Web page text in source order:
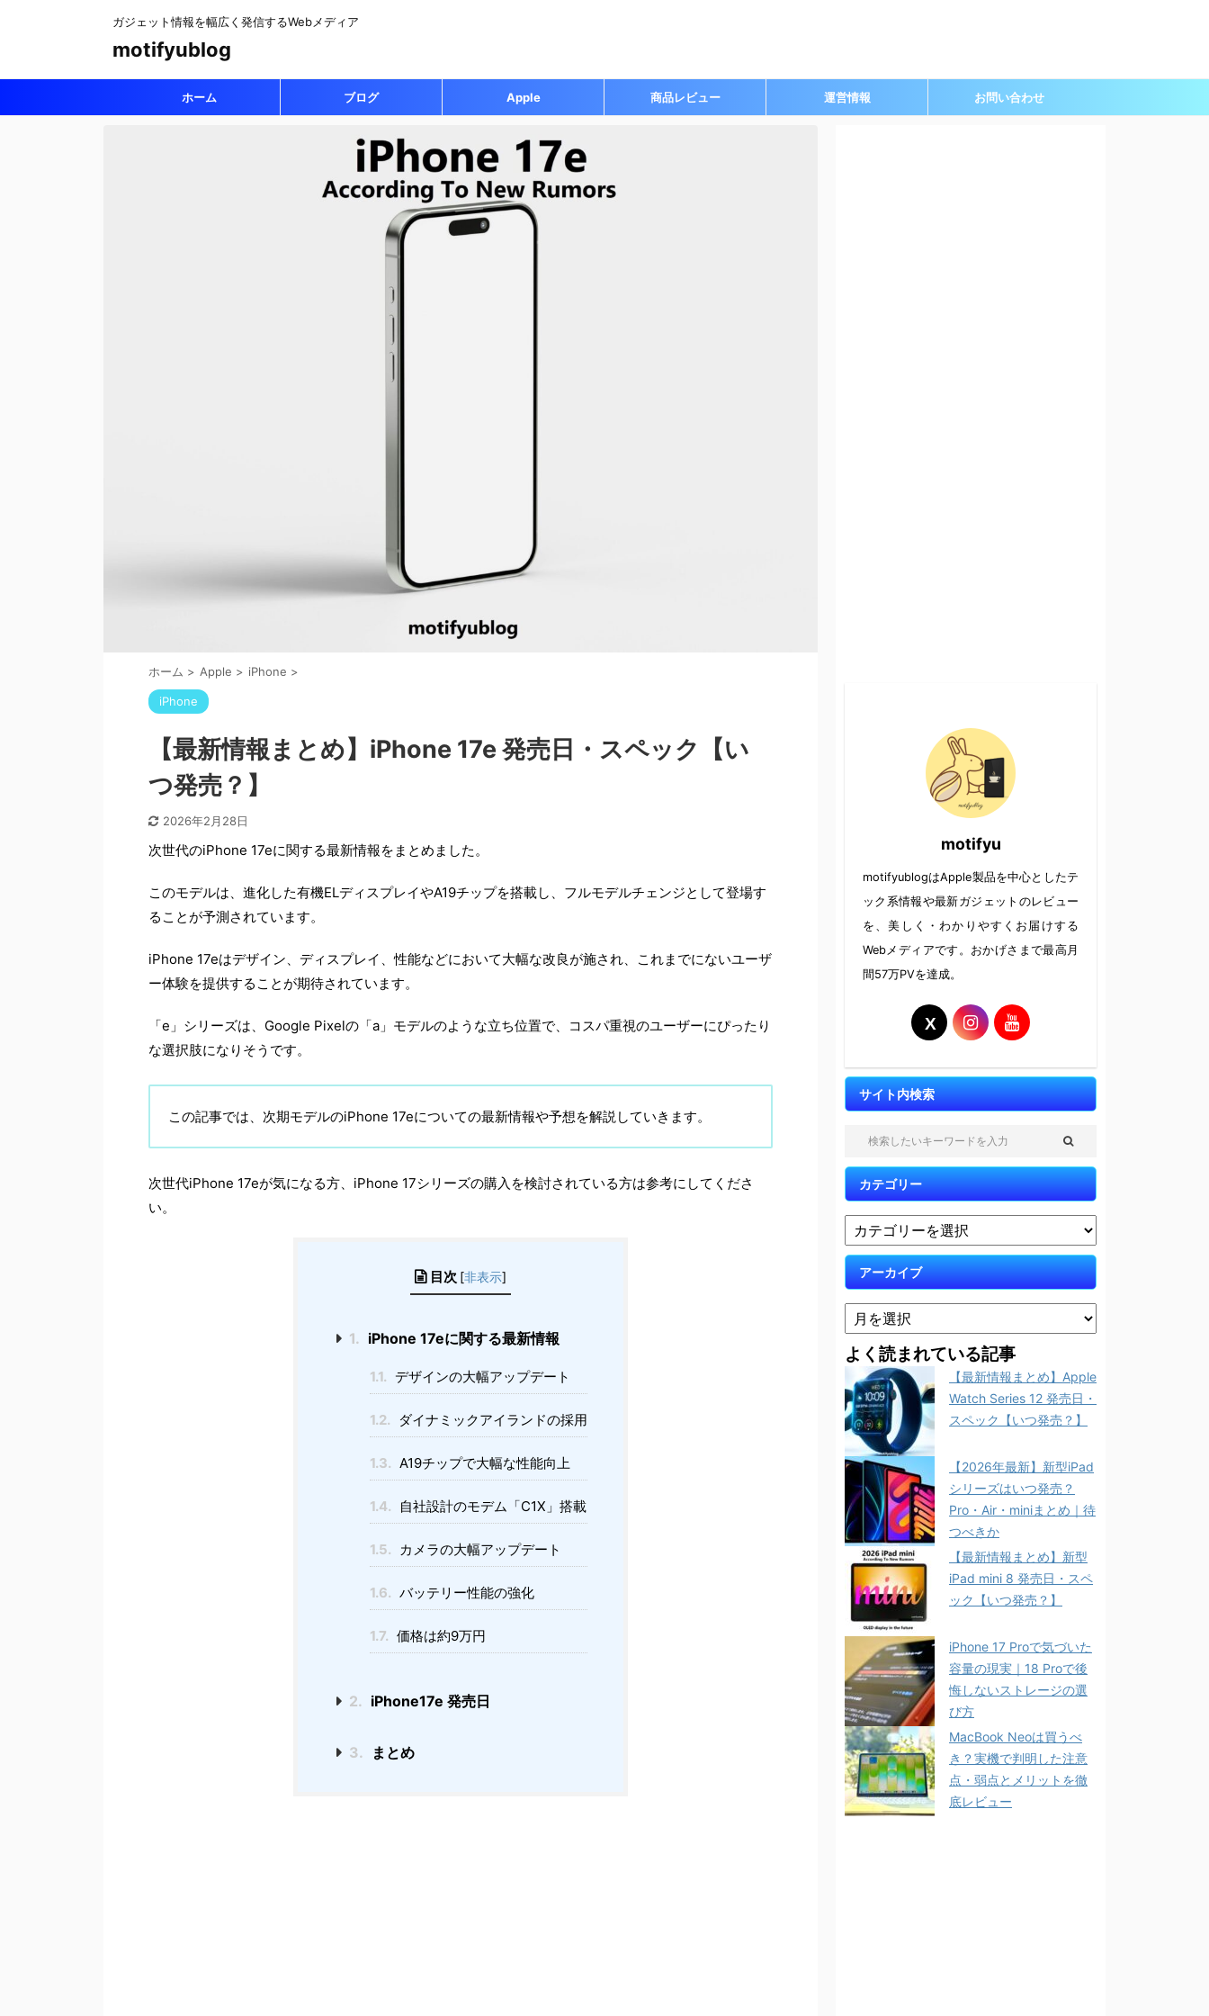
ガジェット情報を幅広く発信するWebメディア
motifyublog
ホーム ブログ Apple 商品レビュー 運営情報 お問い合わせ
ホーム > Apple > iPhone >
iPhone
【最新情報まとめ】iPhone 17e 発売日・スペック【い
つ発売？】
2026年2月28日
次世代のiPhone 17eに関する最新情報をまとめました。
このモデルは、進化した有機ELディスプレイやA19チップを搭載し、フルモデルチェンジとして登場す
ることが予測されています。
iPhone 17eはデザイン、ディスプレイ、性能などにおいて大幅な改良が施され、これまでにないユーザ
ー体験を提供することが期待されています。
「e」シリーズは、Google Pixelの「a」モデルのような立ち位置で、コスパ重視のユーザーにぴったり
な選択肢になりそうです。
この記事では、次期モデルのiPhone 17eについての最新情報や予想を解説していきます。
次世代iPhone 17eが気になる方、iPhone 17シリーズの購入を検討されている方は参考にしてくださ
い。
目次 [非表示]
1. iPhone 17eに関する最新情報
1.1. デザインの大幅アップデート
1.2. ダイナミックアイランドの採用
1.3. A19チップで大幅な性能向上
1.4. 自社設計のモデム「C1X」搭載
1.5. カメラの大幅アップデート
1.6. バッテリー性能の強化
1.7. 価格は約9万円
2. iPhone17e 発売日
3. まとめ
motifyu
motifyublogはApple製品を中心としたテ
ック系情報や最新ガジェットのレビュー
を、美しく・わかりやすくお届けする
Webメディアです。おかげさまで最高月
間57万PVを達成。
サイト内検索
カテゴリー
アーカイブ
よく読まれている記事
【最新情報まとめ】Apple
Watch Series 12 発売日・
スペック【いつ発売？】
【2026年最新】新型iPad
シリーズはいつ発売？
Pro・Air・miniまとめ｜待
つべきか
【最新情報まとめ】新型
iPad mini 8 発売日・スペ
ック【いつ発売？】
iPhone 17 Proで気づいた
容量の現実｜18 Proで後
悔しないストレージの選
び方
MacBook Neoは買うべ
き？実機で判明した注意
点・弱点とメリットを徹
底レビュー